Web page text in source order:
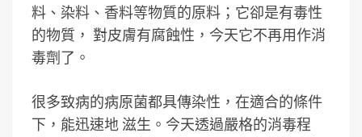
料、染料、香料等物質的原料；它卻是有毒性
的物質， 對皮膚有腐蝕性，今天它不再用作消
毒劑了。
很多致病的病原菌都具傳染性，在適合的條件
下，能迅速地 滋生。今天透過嚴格的消毒程